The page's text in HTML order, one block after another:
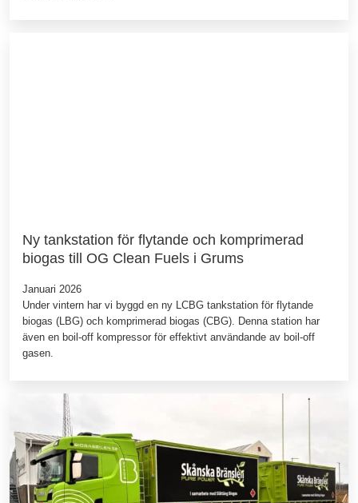
Ny tankstation för flytande och komprimerad
biogas till OG Clean Fuels i Grums
Januari 2026
Under vintern har vi byggd en ny LCBG tankstation för flytande
biogas (LBG) och komprimerad biogas (CBG). Denna station har
även en boil-off kompressor för effektivt användande av boil-off
gasen.